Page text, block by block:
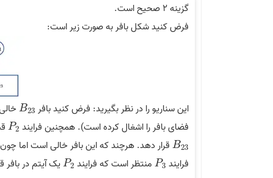
گزینه 2 صحیح است.
فرض کنید شکل بافر به صورت زیر است:
این سناریو را در نظر بگیرید: فرض کنید بافر B23
B23
فضای بافر را اشغال کرده است). همچنین فرایند
P2
P2
B23
B23 قرار دهد. هرچند که این بافر خالی است اما چون
فرایند
P3
P3 منتظر است که فرایند P2
P2 یک آیتم در بافر